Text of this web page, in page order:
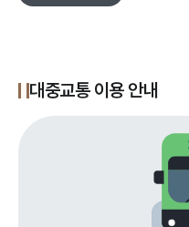
대중교통 이용 안내